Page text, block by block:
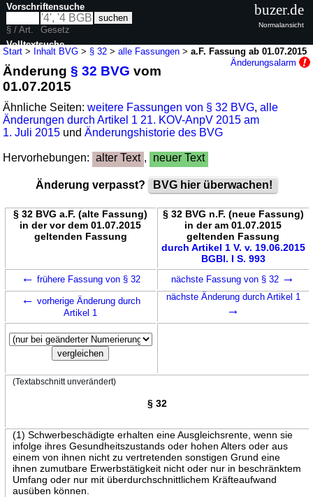
Start > Inhalt BVG > § 32 >alle Fassungen >a.F. Fassung ab 01.07.2015
Änderungsalarm
Änderung§ 32 BVG vom
01.07.2015
Ähnliche Seiten:weitere Fassungen von § 32 BVG,alle
Änderungen durch Artikel 1 21. KOV-AnpV 2015 am
1. Juli 2015 undÄnderungshistorie des BVG
Hervorhebungen: alter Text , neuer Text
Änderung verpasst? BVG hier überwachen!
§ 32 BVG a.F. (alte Fassung)
in der vor dem 01.07.2015
geltenden Fassung
§ 32 BVG n.F. (neue Fassung)
in der am 01.07.2015
geltenden Fassung
durch Artikel 1 V. v. 19.06.2015
BGBl. I S. 993
← frühere Fassung von § 32 nächste Fassung von § 32 →
← vorherige Änderung durch
Artikel 1
nächste Änderung durch Artikel 1
→
(Textabschnitt unverändert)
§ 32
(1) Schwerbeschädigte erhalten eine Ausgleichsrente, wenn sie
infolge ihres Gesundheitszustands oder hohen Alters oder aus
einem von ihnen nicht zu vertretenden sonstigen Grund eine
ihnen zumutbare Erwerbstätigkeit nicht oder nur in beschränktem
Umfang oder nur mit überdurchschnittlichem Kräfteaufwand
ausüben können.
Vorschriftensuche
§ / Art.
Gesetz
Volltextsuche
nur in BVG
buzer.de
Normalansicht